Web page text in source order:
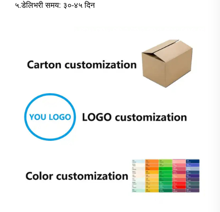
५.डेलिभरी समय: ३०-४५ दिन